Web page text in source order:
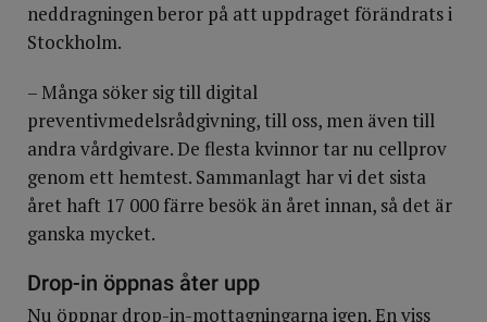
neddragningen beror på att uppdraget förändrats i
Stockholm.
– Många söker sig till digital
preventivmedelsrådgivning, till oss, men även till
andra vårdgivare. De flesta kvinnor tar nu cellprov
genom ett hemtest. Sammanlagt har vi det sista
året haft 17 000 färre besök än året innan, så det är
ganska mycket.
Drop-in öppnas åter upp
Nu öppnar drop-in-mottagningarna igen. En viss